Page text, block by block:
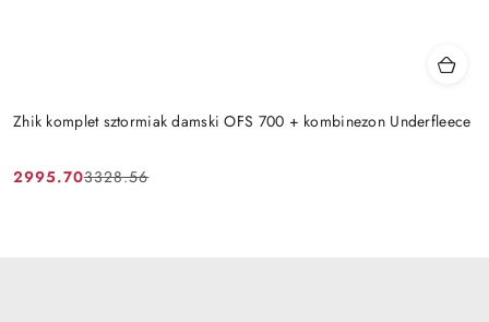
Zhik komplet sztormiak damski OFS 700 + kombinezon Underfleece
Cena
2995.70
Cena
3328.56